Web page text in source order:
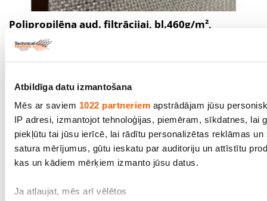
Atbildīga datu izmantošana
Mēs ar saviem 1022 partneriemapstrādājam jūsu
IP adresi, izmantojot tehnoloģijas, piemēram, sīkdatnes, lai
piekļūtu tai jūsu ierīcē, lai rādītu personalizētas reklāmas
satura mērījumus, gūtu ieskatu par auditoriju un attīstītu
kas un kādiem mērķiem izmanto jūsu datus.
Ja atļaujat, mēs arī vēlētos
Polipropilēna aud. filtrācijai, bl.460g/m²,
pl.160cm. Bezmaksas piegāde.
Cena līdz 25.90€ *